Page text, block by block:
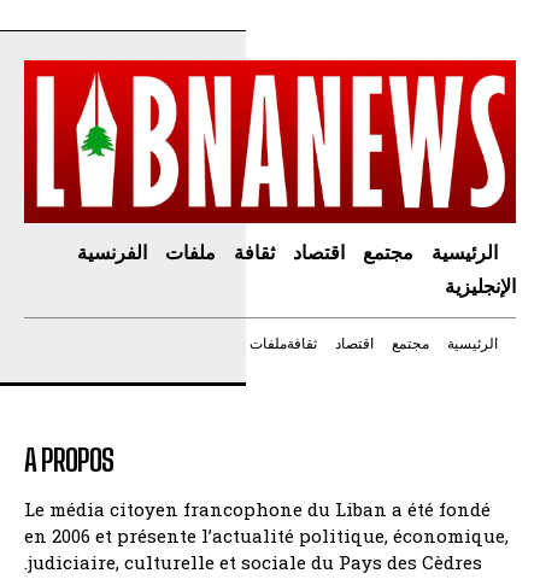
الرئيسية مجتمع اقتصاد ثقافة ملفات
الفرنسية
الإنجليزية
الرئيسية مجتمع اقتصاد ثقافةملفات
A PROPOS
Le média citoyen francophone du Liban a été fondé
en 2006 et présente l’actualité politique, économique,
judiciaire, culturelle et sociale du Pays des Cèdres.